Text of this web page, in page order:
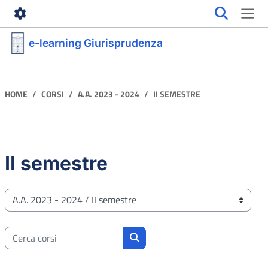
Vai al contenuto principale
e-learning Giurisprudenza
HOME CORSI A.A. 2023 - 2024 II SEMESTRE
II semestre
Categorie di corso
Cerca corsi
Cerca corsi